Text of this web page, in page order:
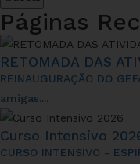
Páginas
RETOMADA DAS
REINAUGURAÇÃO DO
amigas....
Curso Intensivo
CURSO INTENSIVO -